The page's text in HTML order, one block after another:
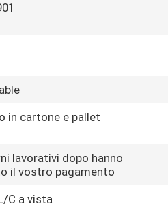
in cartone e pallet
lavorativi dopo hanno
il vostro pagamento
C a vista